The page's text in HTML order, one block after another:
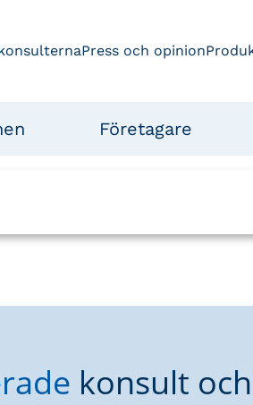
Press och opinion
Företagare
konsult